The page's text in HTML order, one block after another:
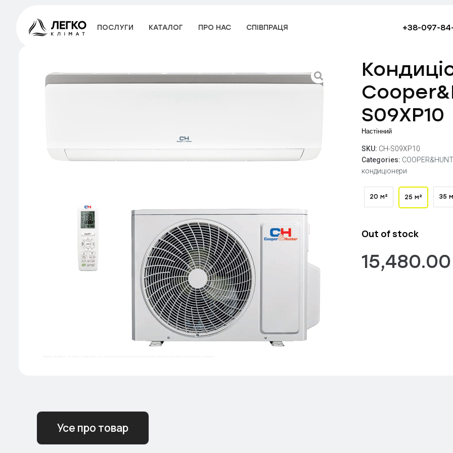
ПОСЛУГИ КАТАЛОГ ПРО НАС СПІВПРАЦЯ +38-097-
S09XP10
Настінний
SKU: CH-S09XP10
Categories:
кондиціонери
20 м² 25 м² 35
Out of stock
Усе про товар